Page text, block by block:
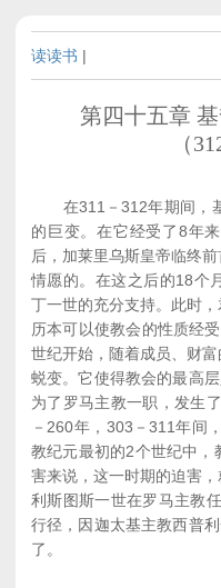
读读书 |
第四十五章
（
在311－312年期间，基
的巨变。在它经受了8年
后，加莱里乌斯皇帝临终
情愿的。在这之后的18个
丁一世的充分支持。此时
历本可以使教会的性质经
世纪开始，随着成员、财
蜕变。它使得教会的最高
为了罗马主教一职，发生
－260年，303－311年间
教纪元最初的2个世纪中，
害来说，这一时期的迫害
利斯图斯一世在罗马主教
行径，因迦太基主教西普
了。